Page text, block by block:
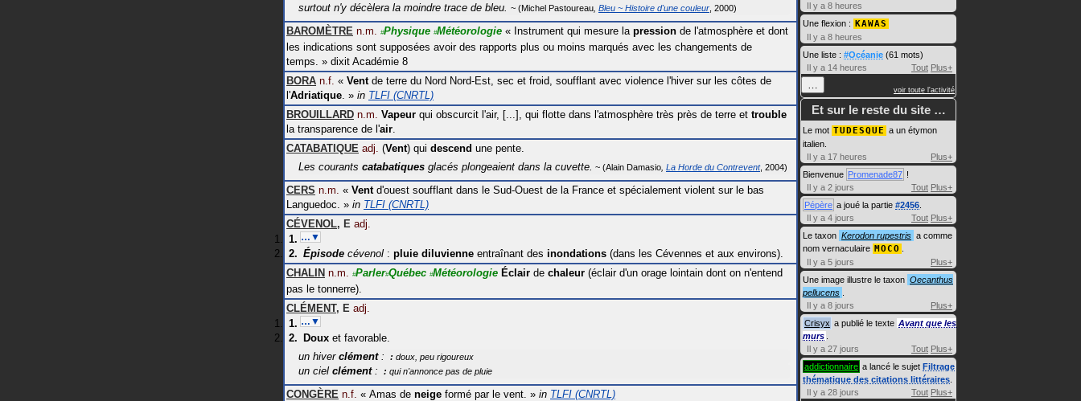
surtout n'y décèlera la moindre trace de bleu.
Michel Pastoureau Bleu ~ Histoire d'une couleur 2000
BAROMÈTRE n.m. #Physique #Météorologie « Instrument qui mesure la pression de l'atmosphère et dont
les indications sont supposées avoir des rapports plus ou moins marqués avec les changements de
temps. » dixit Académie 8
BORA n.f. « Vent de terre du Nord Nord-Est, sec et froid, soufflant avec violence l'hiver sur les côtes de
l'Adriatique » in TLFI (CNRTL)
BROUILLARD n.m. Vapeur qui obscurcit l'air, [...], qui flotte dans l'atmosphère très près de terre et trouble
la transparence de l'air
CATABATIQUE adj. (Vent) qui descend une pente.
Les courants catabatiques glacés plongeaient dans la cuvette. Alain Damasio La Horde du Contrevent 2004
CERS n.m. « Vent d'ouest soufflant dans le Sud-Ouest de la France et spécialement violent sur le bas
Languedoc. » in TLFI (CNRTL)
CÉVENOL, E adj.
…▼
Épisode cévenol : pluie diluvienne entraînant des inondations (dans les Cévennes et aux environs).
CHALIN n.m. #Parler#Québec #Météorologie Éclair de chaleur (éclair d'un orage lointain dont on n'entend
pas le tonnerre).
CLÉMENT, E adj.
…▼
Doux et favorable.
un hiver clément: doux, peu rigoureux
un ciel clément: qui n'annonce pas de pluie
CONGÈRE n.f. « Amas de neige formé par le vent. » in TLFI (CNRTL)
Il y a 8 heures
Une flexion : KAWAS
Il y a 8 heures
Une liste : #Océanie (61 mots)
Il y a 14 heures
Tout Plus+
… voir toute l'activité
Et sur le reste du site …
Le mot TUDESQUE a un étymon
italien.
Il y a 17 heures
Plus+
Bienvenue Promenade87 !
Il y a 2 jours
Tout Plus+
Pépère a joué la partie #2456
Il y a 4 jours
Tout Plus+
Le taxon Kerodon rupestris a comme
nom vernaculaire MOCO
Il y a 5 jours
Plus+
Une image illustre le taxon Oecanthus
pellucens
Il y a 8 jours
Plus+
Crisyx a publié le texte Avant que les
murs
Il y a 27 jours
Tout Plus+
addictionnaire a lancé le sujet Filtrage
thématique des citations littéraires
Il y a 28 jours
Tout Plus+